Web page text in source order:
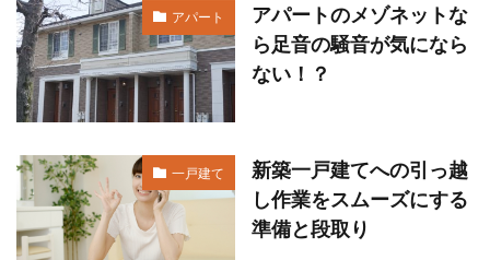
アパート
アパートのメゾネットな
ら足音の騒音が気になら
ない！？
一戸建て
新築一戸建てへの引っ越
し作業をスムーズにする
準備と段取り